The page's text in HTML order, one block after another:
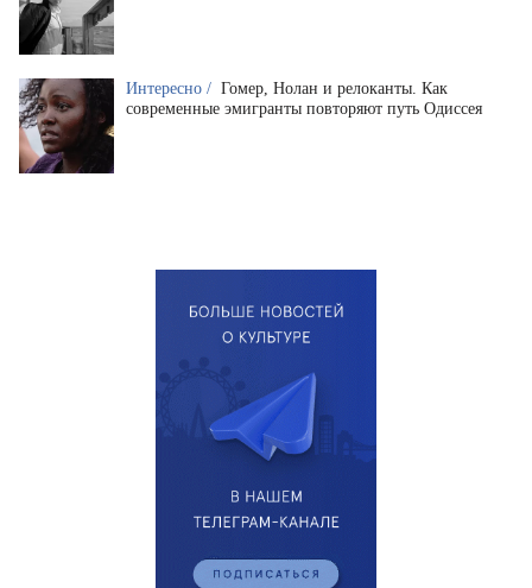
Интересно / Гомер, Нолан и релоканты. Как
современные эмигранты повторяют путь Одиссея